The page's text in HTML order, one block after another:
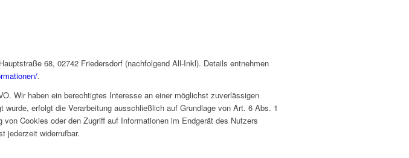
68, 02742 Friedersdorf (nachfolgend All-Inkl). Details entnehmen
.
Wir haben ein berechtigtes Interesse an einer möglichst zuverlässigen
erfolgt die Verarbeitung ausschließlich auf Grundlage von Art. 6 Abs. 1
Cookies oder den Zugriff auf Informationen im Endgerät des Nutzers
jederzeit widerrufbar.